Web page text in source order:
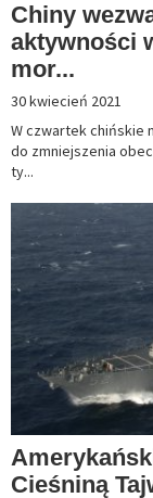
Chiny
aktywności
mor...
30 kwiecień 2021
W czwartek chińskie
do zmniejszenia
ty...
Cieśniną